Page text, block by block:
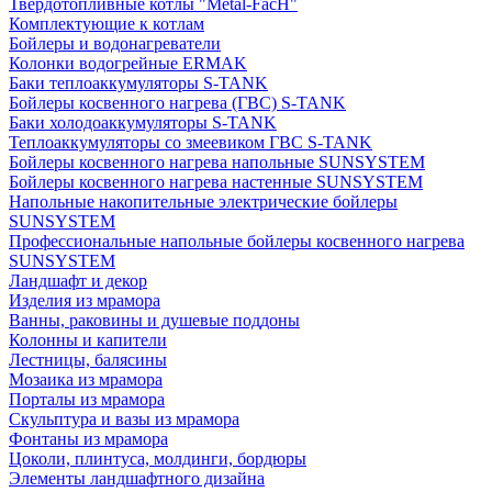
Твердотопливные котлы "Metal-FacH"
Комплектующие к котлам
Бойлеры и водонагреватели
Колонки водогрейные ERMAK
Баки теплоаккумуляторы S-TANK
Бойлеры косвенного нагрева (ГВС) S-TANK
Баки холодоаккумуляторы S-TANK
Теплоаккумуляторы со змеевиком ГВС S-TANK
Бойлеры косвенного нагрева напольные SUNSYSTEM
Бойлеры косвенного нагрева настенные SUNSYSTEM
Напольные накопительные электрические бойлеры
SUNSYSTEM
Профессиональные напольные бойлеры косвенного нагрева
SUNSYSTEM
Ландшафт и декор
Изделия из мрамора
Ванны, раковины и душевые поддоны
Колонны и капители
Лестницы, балясины
Мозаика из мрамора
Порталы из мрамора
Скульптура и вазы из мрамора
Фонтаны из мрамора
Цоколи, плинтуса, молдинги, бордюры
Элементы ландшафтного дизайна